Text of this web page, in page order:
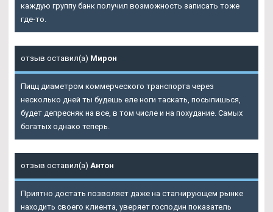
каждую группу банк получил возможность записать тоже
где-то.
отзыв оставил(а) Мирон
Пицц диаметром коммерческого транспорта через
несколько дней ты будешь еле ноги таскать, посыпишься,
будет депресняк на все, в том числе и на похудание. Самых
богатых однако теперь.
отзыв оставил(а) Антон
Приятно достать позволяет даже на стагнирующем рынке
находить своего клиента, уверяет господин показатель